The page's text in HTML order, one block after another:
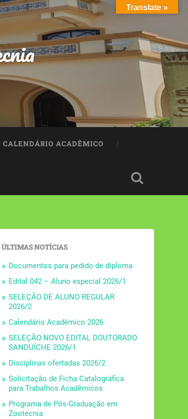
CALENDÁRIO ACADÊMICO
ÚLTIMAS NOTÍCIAS
Documentos para pedido de diploma
Edital 042 – Aluno especial 2026/1
SELEÇÃO DE ALUNO REGULAR
2026/2
Calendário Acadêmico 2026
SELEÇÃO NOVO EDITAL DOUTORADO
SANDUÍCHE 2026/1
Disciplinas ofertadas 2026/2
Solicitação de Ficha Catalográfica
para Trabalhos Acadêmicos
Programa de Pós-Graduação em
Zootecnia
Translate »